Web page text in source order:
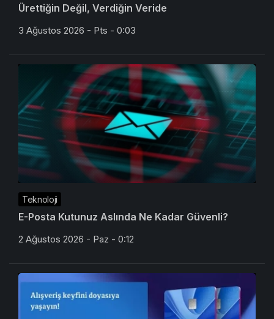
Ürettiğin Değil, Verdiğin Veride
3 Ağustos 2026 - Pts - 0:03
Teknoloji
E-Posta Kutunuz Aslında Ne Kadar Güvenli?
2 Ağustos 2026 - Paz - 0:12